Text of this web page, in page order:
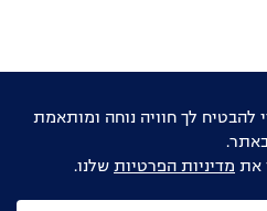
ישראלי?
מעודכנים
שם
מלא